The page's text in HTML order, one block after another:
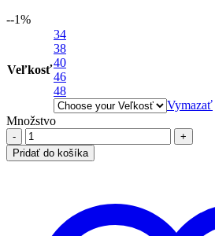
59,90 €.
--1%
Veľkosť
34
38
40
46
48
Vymazať
Množstvo
množstvo
Ležérne
šaty,
Pridať do košíka